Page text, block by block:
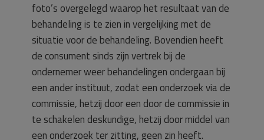
foto’s overgelegd waarop het resultaat van de
behandeling is te zien in vergelijking met de
situatie voor de behandeling. Bovendien heeft
de consument sinds zijn vertrek bij de
ondernemer weer behandelingen ondergaan bij
een ander instituut, zodat een onderzoek via de
commissie, hetzij door een door de commissie in
te schakelen deskundige, hetzij door middel van
een onderzoek ter zitting, geen zin heeft.